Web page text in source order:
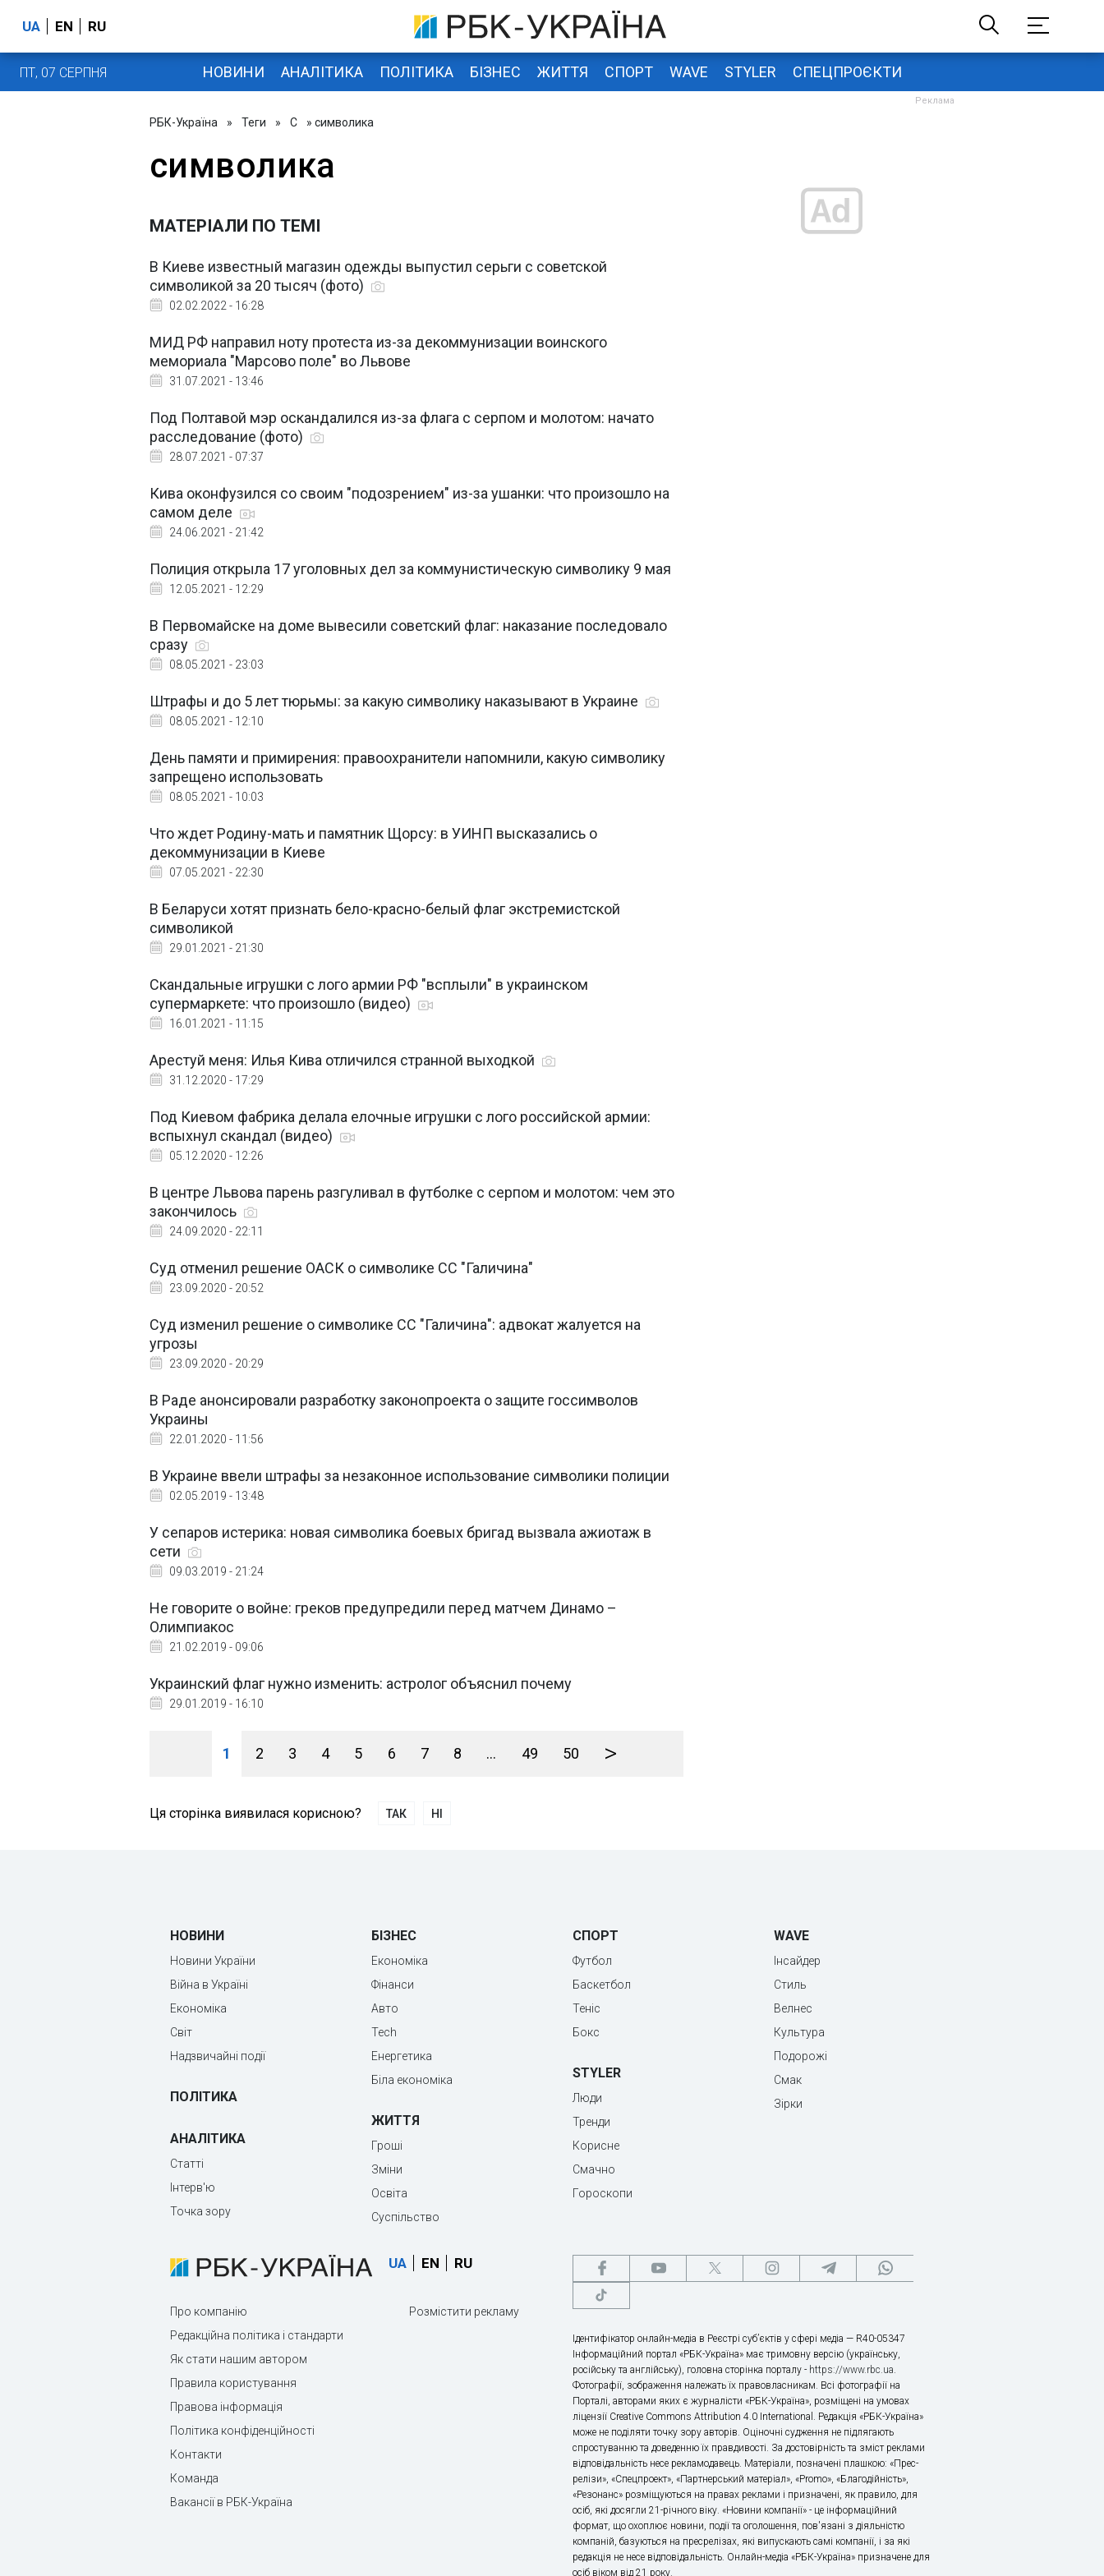
UA EN RU
ПТ, 07 СЕРПНЯ НОВИНИ АНАЛІТИКА ПОЛІТИКА БІЗНЕС ЖИТТЯ СПОРТ WAVE STYLER СПЕЦПРОЄКТИ
РБК-Україна » Теги » С » символика
символика
МАТЕРІАЛИ ПО ТЕМІ
В Киеве известный магазин одежды выпустил серьги с советской
символикой за 20 тысяч (фото)
02.02.2022 - 16:28
МИД РФ направил ноту протеста из-за декоммунизации воинского
мемориала "Марсово поле" во Львове
31.07.2021 - 13:46
Под Полтавой мэр оскандалился из-за флага с серпом и молотом: начато
расследование (фото)
28.07.2021 - 07:37
Кива оконфузился со своим "подозрением" из-за ушанки: что произошло на
самом деле
24.06.2021 - 21:42
Полиция открыла 17 уголовных дел за коммунистическую символику 9 мая
12.05.2021 - 12:29
В Первомайске на доме вывесили советский флаг: наказание последовало
сразу
08.05.2021 - 23:03
Штрафы и до 5 лет тюрьмы: за какую символику наказывают в Украине
08.05.2021 - 12:10
День памяти и примирения: правоохранители напомнили, какую символику
запрещено использовать
08.05.2021 - 10:03
Что ждет Родину-мать и памятник Щорсу: в УИНП высказались о
декоммунизации в Киеве
07.05.2021 - 22:30
В Беларуси хотят признать бело-красно-белый флаг экстремистской
символикой
29.01.2021 - 21:30
Скандальные игрушки с лого армии РФ "всплыли" в украинском
супермаркете: что произошло (видео)
16.01.2021 - 11:15
Арестуй меня: Илья Кива отличился странной выходкой
31.12.2020 - 17:29
Под Киевом фабрика делала елочные игрушки с лого российской армии:
вспыхнул скандал (видео)
05.12.2020 - 12:26
В центре Львова парень разгуливал в футболке с серпом и молотом: чем это
закончилось
24.09.2020 - 22:11
Суд отменил решение ОАСК о символике СС "Галичина"
23.09.2020 - 20:52
Суд изменил решение о символике СС "Галичина": адвокат жалуется на
угрозы
23.09.2020 - 20:29
В Раде анонсировали разработку законопроекта о защите госсимволов
Украины
22.01.2020 - 11:56
В Украине ввели штрафы за незаконное использование символики полиции
02.05.2019 - 13:48
У сепаров истерика: новая символика боевых бригад вызвала ажиотаж в
сети
09.03.2019 - 21:24
Не говорите о войне: греков предупредили перед матчем Динамо –
Олимпиакос
21.02.2019 - 09:06
Украинский флаг нужно изменить: астролог объяснил почему
29.01.2019 - 16:10
1 2 3 4 5 6 7 8 ... 49 50 >
Ця сторінка виявилася корисною? ТАК НІ
НОВИНИ
Новини України
Війна в Україні
Економіка
Світ
Надзвичайні події
ПОЛІТИКА
АНАЛІТИКА
Статті
Інтерв'ю
Точка зору
БІЗНЕС
Економіка
Фінанси
Авто
Tech
Енергетика
Біла економіка
ЖИТТЯ
Гроші
Зміни
Освіта
Суспільство
СПОРТ
Футбол
Баскетбол
Теніс
Бокс
STYLER
Люди
Тренди
Корисне
Смачно
Гороскопи
WAVE
Інсайдер
Стиль
Велнес
Культура
Подорожі
Смак
Зірки
UA EN RU
Про компанію
Редакційна політика і стандарти
Як стати нашим автором
Правила користування
Правова інформація
Політика конфіденційності
Контакти
Команда
Вакансії в РБК-Україна
Розмістити рекламу
Ідентифікатор онлайн-медіа в Реєстрі суб’єктів у сфері медіа — R40-05347
Інформаційний портал «РБК-Україна» має тримовну версію (українську,
російську та англійську), головна сторінка порталу - https://www.rbc.ua.
Фотографії, зображення належать їх правовласникам. Всі фотографії на
Порталі, авторами яких є журналісти «РБК-Україна», розміщені на умовах
ліцензії Creative Commons Attribution 4.0 International. Редакція «РБК-Україна»
може не поділяти точку зору авторів. Оціночні судження не підлягають
спростуванню та доведенню їх правдивості. За достовірність та зміст реклами
відповідальність несе рекламодавець. Матеріали, позначені плашкою: «Прес-
релізи», «Спецпроект», «Партнерський матеріал», «Promo», «Благодійність»,
«Резонанс» розміщуються на правах реклами і призначені, як правило, для
осіб, які досягли 21-річного віку. «Новини компанії» - це інформаційний
формат, що охоплює новини, події та оголошення, пов'язані з діяльністю
компаній, базуються на пресрелізах, які випускають самі компанії, і за які
редакція не несе відповідальність. Онлайн-медіа «РБК-Україна» призначене для
осіб віком від 21 року.